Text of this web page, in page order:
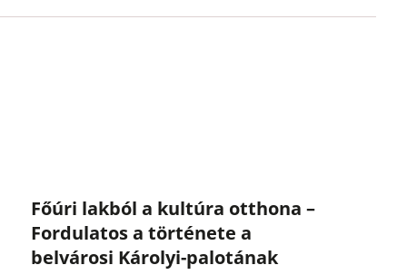
Főúri lakból a kultúra otthona –
Fordulatos a története a
belvárosi Károlyi-palotának